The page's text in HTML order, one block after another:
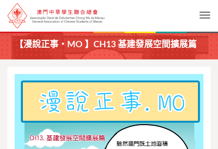
【漫說正事・MO 】CH13 基建發展空間擴展篇